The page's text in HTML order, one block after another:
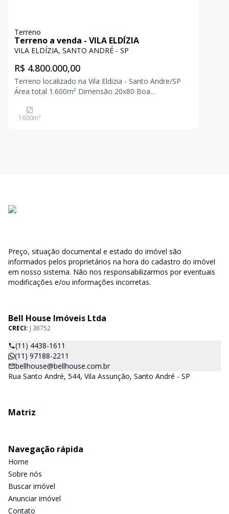
Terreno
Terreno a venda - VILA ELDÍZIA
VILA ELDÍZIA, SANTO ANDRÉ - SP
R$ 4.800.000,00
Terreno localizado na Vila Eldizia - Santo Andre/SP
Área total 1.600m² Dimensão 20x80 Boa
anos oferecendo o melhor em intermediação
imobiliária em compra, venda locação, administração
1600m²
Preço, situação documental e estado do imóvel são
informados pelos proprietários na hora do cadastro do imóvel
em nosso sistema. Não nos responsabilizarmos por eventuais
modificações e/ou informações incorretas.
Bell House Imóveis Ltda
CRECI: J 38752
(11) 4438-1611
(11) 97188-2211
bellhouse@bellhouse.com.br
Rua Santo André, 544, Vila Assunção, Santo André - SP
Matriz
Navegação rápida
Home
Sobre nós
Buscar imóvel
Anunciar imóvel
Contato